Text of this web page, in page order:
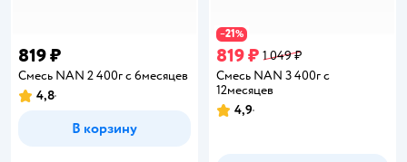
819 ₽
Смесь NAN 2 400г с 6месяцев
Рейтинг:
4,8
В корзину
−21%
819 ₽ 1 049 ₽
Смесь NAN 3 400г с
12месяцев
Рейтинг:
4,9